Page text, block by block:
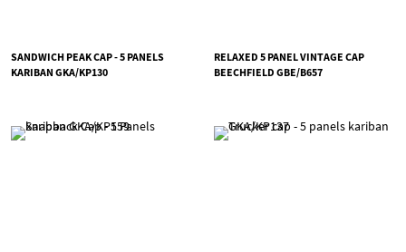
SANDWICH PEAK CAP - 5 PANELS
KARIBAN GKA/KP130
RELAXED 5 PANEL VINTAGE CAP
BEECHFIELD GBE/B657